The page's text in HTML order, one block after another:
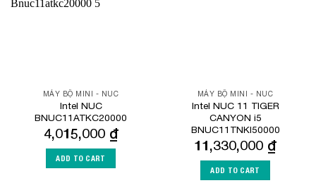
MÁY BỘ MINI - NUC
Intel NUC
BNUC11ATKC20000
4,015,000 ₫
ADD TO CART
MÁY BỘ MINI - NUC
Intel NUC 11 TIGER
CANYON i5
BNUC11TNKI50000
11,330,000 ₫
ADD TO CART